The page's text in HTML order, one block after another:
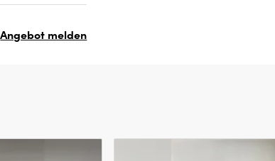
Angebot melden